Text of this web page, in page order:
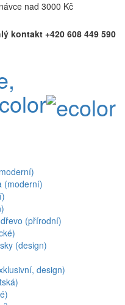
nad 3000 Kč
kontakt +420 608 449 590
(moderní)
(přírodní)
(design)
design)